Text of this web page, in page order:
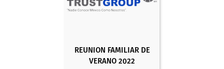
REUNION FAMILIAR DE
VERANO 2022